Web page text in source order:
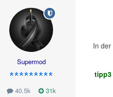
Supermod
40.5k 31k
In
tipp3